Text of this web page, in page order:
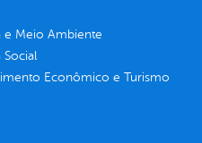
e Meio Ambiente
Social
Econômico e Turismo